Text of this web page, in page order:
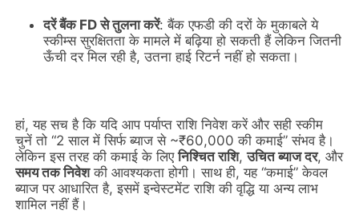
दरें बैंक FD से तुलना करें: बैंक एफडी की दरों के मुकाबले ये
स्कीम्स सुरक्षितता के मामले में बढ़िया हो सकती हैं लेकिन जितनी
ऊँची दर मिल रही है, उतना हाई रिटर्न नहीं हो सकता।
हां, यह सच है कि यदि आप पर्याप्त राशि निवेश करें और सही स्कीम
चुनें तो “2 साल में सिर्फ ब्याज से ~₹60,000 की कमाई” संभव है।
लेकिन इस तरह की कमाई के लिएनिश्चित राशि,उचित ब्याज दर, और
समय तक निवेशकी आवश्यकता होगी। साथ ही, यह “कमाई” केवल
ब्याज पर आधारित है, इसमें इन्वेस्टमेंट राशि की वृद्धि या अन्य लाभ
शामिल नहीं हैं।